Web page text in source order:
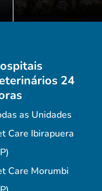
24
as Unidades
Care Ibirapuera
Care Morumbi